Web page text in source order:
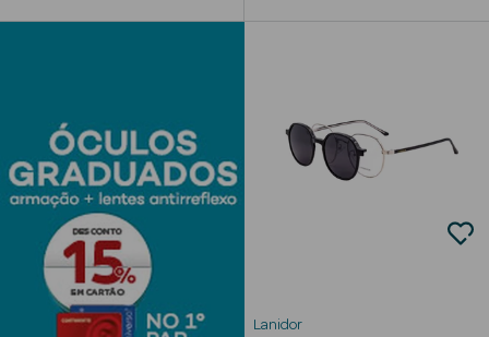
Lanidor